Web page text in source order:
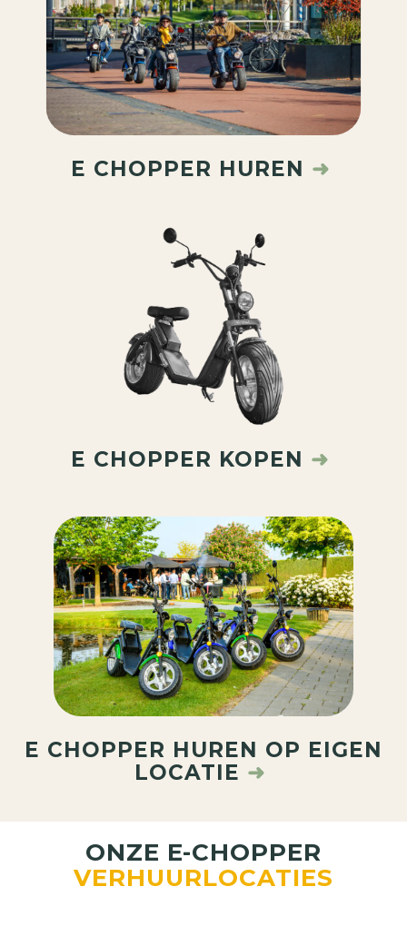
E CHOPPER HUREN ➜
E CHOPPER KOPEN ➜
E CHOPPER HUREN OP EIGEN
LOCATIE ➜
ONZE E-CHOPPER
VERHUURLOCATIES